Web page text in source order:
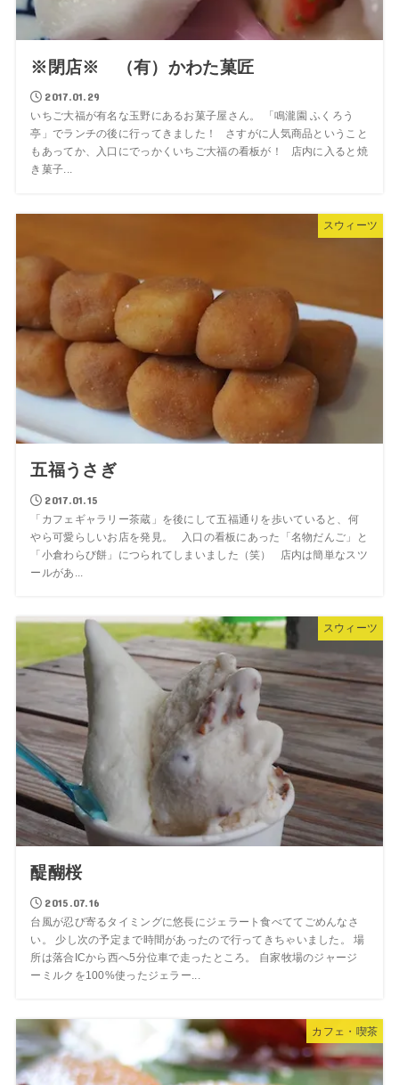
※閉店※ （有）かわた菓匠
2017.01.29
いちご大福が有名な玉野にあるお菓子屋さん。 「鳴瀧園 ふくろう
亭」でランチの後に行ってきました！ さすがに人気商品ということ
もあってか、入口にでっかくいちご大福の看板が！ 店内に入ると焼
き菓子...
スウィーツ
五福うさぎ
2017.01.15
「カフェギャラリー茶蔵」を後にして五福通りを歩いていると、何
やら可愛らしいお店を発見。 入口の看板にあった「名物だんご」と
「小倉わらび餅」につられてしまいました（笑） 店内は簡単なスツ
ールがあ...
スウィーツ
醍醐桜
2015.07.16
台風が忍び寄るタイミングに悠長にジェラート食べててごめんなさ
い。 少し次の予定まで時間があったので行ってきちゃいました。 場
所は落合ICから西へ5分位車で走ったところ。 自家牧場のジャージ
ーミルクを100%使ったジェラー...
カフェ・喫茶